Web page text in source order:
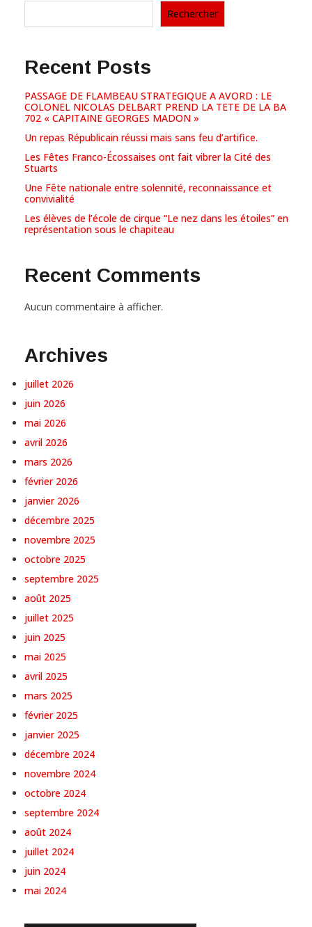
Rechercher
Recent Posts
PASSAGE DE FLAMBEAU STRATEGIQUE A AVORD : LE
COLONEL NICOLAS DELBART PREND LA TETE DE LA BA
702 « CAPITAINE GEORGES MADON »
Un repas Républicain réussi mais sans feu d’artifice.
Les Fêtes Franco-Écossaises ont fait vibrer la Cité des
Stuarts
Une Fête nationale entre solennité, reconnaissance et
convivialité
Les élèves de l’école de cirque “Le nez dans les étoiles” en
représentation sous le chapiteau
Recent Comments
Aucun commentaire à afficher.
Archives
juillet 2026
juin 2026
mai 2026
avril 2026
mars 2026
février 2026
janvier 2026
décembre 2025
novembre 2025
octobre 2025
septembre 2025
août 2025
juillet 2025
juin 2025
mai 2025
avril 2025
mars 2025
février 2025
janvier 2025
décembre 2024
novembre 2024
octobre 2024
septembre 2024
août 2024
juillet 2024
juin 2024
mai 2024